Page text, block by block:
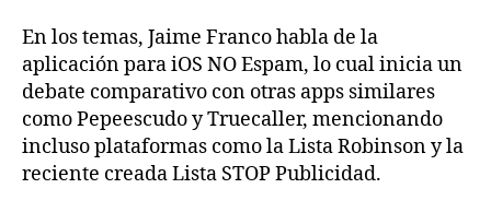
En los temas, Jaime Franco habla de la
aplicación para iOS NO Espam, lo cual inicia un
debate comparativo con otras apps similares
como Pepeescudo y Truecaller, mencionando
incluso plataformas como la Lista Robinson y la
reciente creada Lista STOP Publicidad.